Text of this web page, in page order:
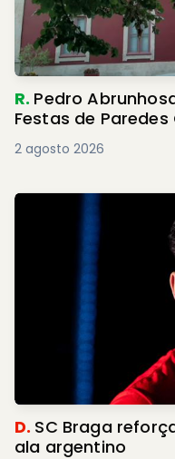
R. Pedro
Festas de Paredes
2 agosto 2026
D. SC Braga
ala argentino